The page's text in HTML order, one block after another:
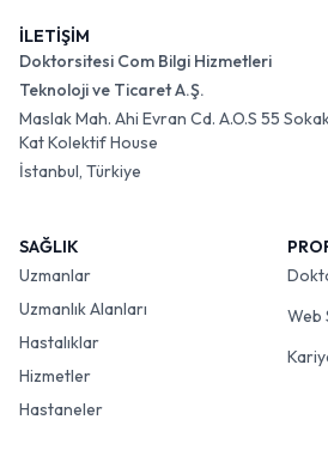
İLETİŞİM
Doktorsitesi Com Bilgi Hizmetleri
Teknoloji ve Ticaret A.Ş.
Maslak Mah. Ahi Evran Cd. A.O.S 55
Kat Kolektif House
İstanbul, Türkiye
SAĞLIK
Uzmanlar
Uzmanlık Alanları
Hastalıklar
Hizmetler
Hastaneler
Web